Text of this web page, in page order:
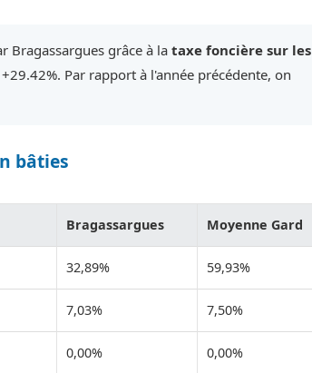
Bragassargues grâce à la taxe foncière sur les
Par rapport à l'année précédente, on
bâties
Bragassargues Moyenne Gard
32,89% 59,93%
7,03% 7,50%
0,00% 0,00%